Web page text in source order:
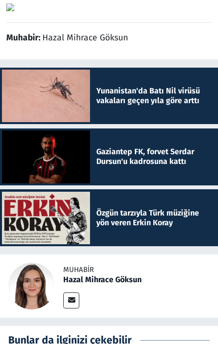
Muhabir: Hazal Mihrace Göksun
Yunanistan'da Batı Nil virüsü
vakaları geçen yıla göre arttı
Gaziantep FK, forvet Serdar
Dursun'u kadrosuna kattı
Özgün tarzıyla Türk müziğine
yön veren Erkin Koray
MUHABIR
Hazal Mihrace Göksun
Bunlar da ilginizi çekebilir